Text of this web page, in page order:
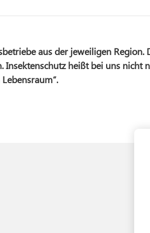
aus der jeweiligen
heißt bei uns nicht